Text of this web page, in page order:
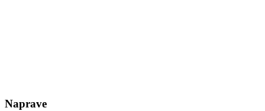
Naprave